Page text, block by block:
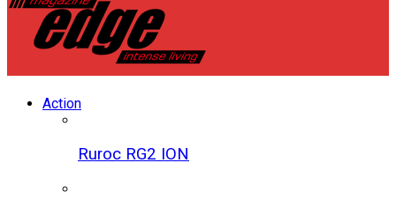
Action
Ruroc RG2 ION